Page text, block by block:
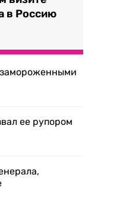
в Россию
ее рупором